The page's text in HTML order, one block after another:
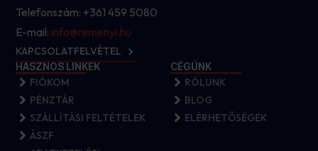
Telefonszám: +361 459 5080
E-mail: info@remenyi.hu
KAPCSOLATFELVÉTEL
HASZNOS LINKEK
FIÓKOM
PÉNZTÁR
SZÁLLÍTÁSI FELTÉTELEK
ÁSZF
CÉGÜNK
RÓLUNK
BLOG
ELÉRHETŐSÉGEK